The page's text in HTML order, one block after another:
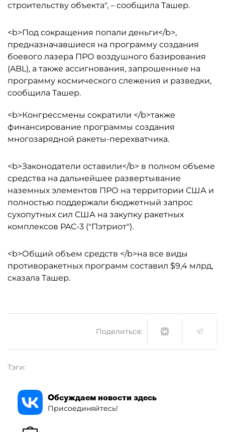
строительству объекта", – сообщила Ташер.
<b>Под сокращения попали деньги</b>,
предназначавшиеся на программу создания
боевого лазера ПРО воздушного базирования
(ABL), а также ассигнования, запрошенные на
программу космического слежения и разведки,
сообщила Ташер.
<b>Конгрессмены сократили </b>также
финансирование программы создания
многозарядной ракеты-перехватчика.
<b>Законодатели оставили</b> в полном объеме
средства на дальнейшее развертывание
наземных элементов ПРО на территории США и
полностью поддержали бюджетный запрос
сухопутных сил США на закупку ракетных
комплексов PAC-3 ("Пэтриот").
<b>Общий объем средств </b>на все виды
противоракетных программ составил $9,4 млрд,
сказала Ташер.
Поделиться:
Тэги:
Обсуждаем новости здесь
Присоединяйтесь!